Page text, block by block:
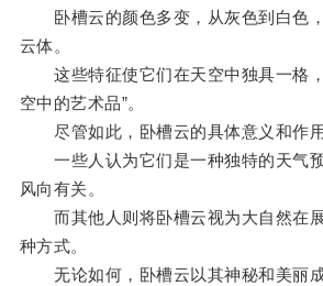
卧槽云的颜色多变，从灰色到白色
云体。
这些特征使它们在天空中独具一格，
空中的艺术品”。
尽管如此，卧槽云的具体意义和作用
一些人认为它们是一种独特的天气
风向有关。
而其他人则将卧槽云视为大自然在
种方式。
无论如何，卧槽云以其神秘和美丽